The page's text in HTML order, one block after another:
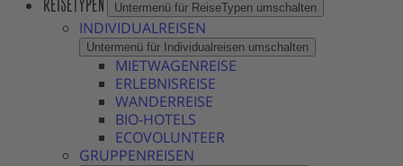
REISETYPEN Untermenü für ReiseTypen umschalten
INDIVIDUALREISEN
Untermenü für Individualreisen umschalten
MIETWAGENREISE
ERLEBNISREISE
WANDERREISE
BIO-HOTELS
ECOVOLUNTEER
GRUPPENREISEN